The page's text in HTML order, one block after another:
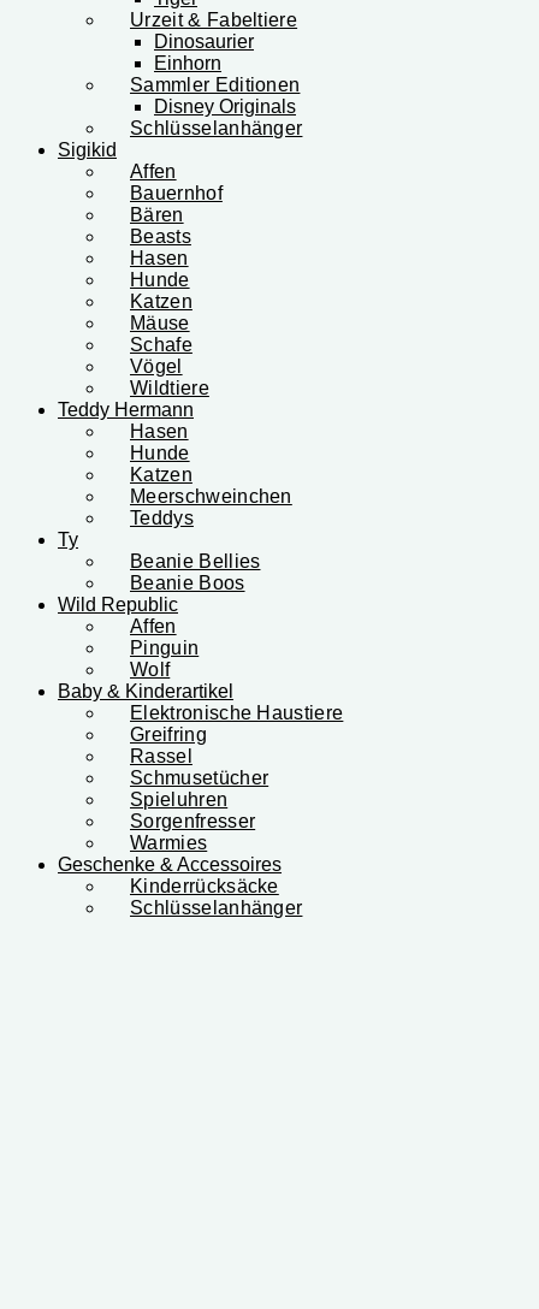
Urzeit & Fabeltiere
Dinosaurier
Einhorn
Sammler Editionen
Disney Originals
Schlüsselanhänger
Sigikid
Affen
Bauernhof
Bären
Beasts
Hasen
Hunde
Katzen
Mäuse
Schafe
Vögel
Wildtiere
Teddy Hermann
Hasen
Hunde
Katzen
Meerschweinchen
Teddys
Ty
Beanie Bellies
Beanie Boos
Wild Republic
Affen
Pinguin
Wolf
Baby & Kinderartikel
Elektronische Haustiere
Greifring
Rassel
Schmusetücher
Spieluhren
Sorgenfresser
Warmies
Geschenke & Accessoires
Kinderrücksäcke
Schlüsselanhänger